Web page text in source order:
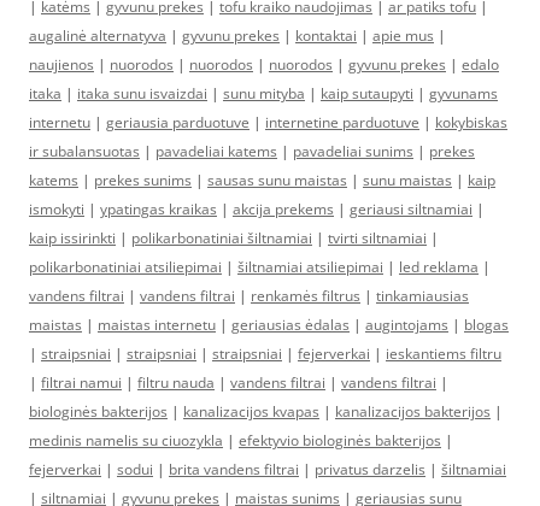
| katėms | gyvunu prekes | tofu kraiko naudojimas | ar patiks tofu |
augalinė alternatyva | gyvunu prekes | kontaktai | apie mus |
naujienos | nuorodos | nuorodos | nuorodos | gyvunu prekes | edalo
itaka | itaka sunu isvaizdai | sunu mityba | kaip sutaupyti | gyvunams
internetu | geriausia parduotuve | internetine parduotuve | kokybiskas
ir subalansuotas | pavadeliai katems | pavadeliai sunims | prekes
katems | prekes sunims | sausas sunu maistas | sunu maistas | kaip
ismokyti | ypatingas kraikas | akcija prekems | geriausi siltnamiai |
kaip issirinkti | polikarbonatiniai šiltnamiai | tvirti siltnamiai |
polikarbonatiniai atsiliepimai | šiltnamiai atsiliepimai | led reklama |
vandens filtrai | vandens filtrai | renkamės filtrus | tinkamiausias
maistas | maistas internetu | geriausias ėdalas | augintojams | blogas
| straipsniai | straipsniai | straipsniai | fejerverkai | ieskantiems filtru
| filtrai namui | filtru nauda | vandens filtrai | vandens filtrai |
biologinės bakterijos | kanalizacijos kvapas | kanalizacijos bakterijos |
medinis namelis su ciuozykla | efektyvio biologinės bakterijos |
fejerverkai | sodui | brita vandens filtrai | privatus darzelis | šiltnamiai
| siltnamiai | gyvunu prekes | maistas sunims | geriausias sunu